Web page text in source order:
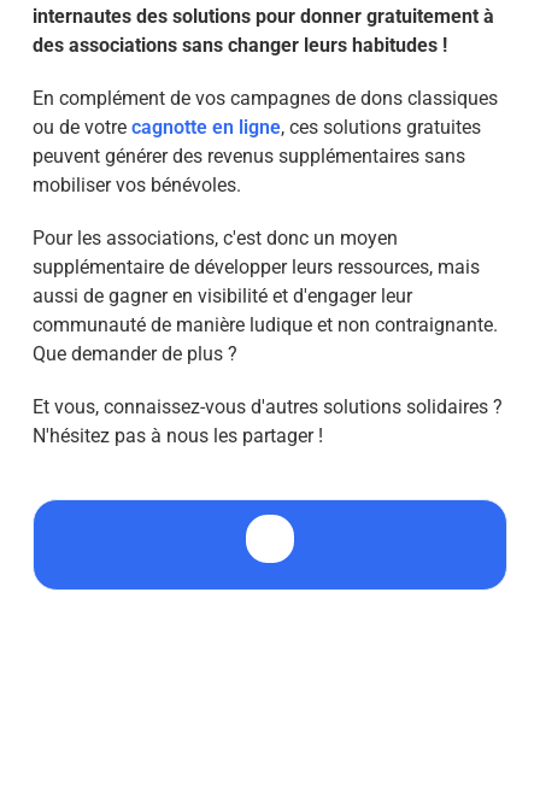
internautes des solutions pour donner gratuitement à
des associations sans changer leurs habitudes !
En complément de vos campagnes de dons classiques
ou de votre cagnotte en ligne, ces solutions gratuites
peuvent générer des revenus supplémentaires sans
mobiliser vos bénévoles.
Pour les associations, c'est donc un moyen
supplémentaire de développer leurs ressources, mais
aussi de gagner en visibilité et d'engager leur
communauté de manière ludique et non contraignante.
Que demander de plus ?
Et vous, connaissez-vous d'autres solutions solidaires ?
N'hésitez pas à nous les partager !